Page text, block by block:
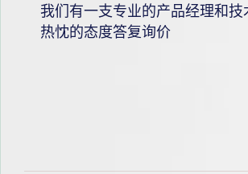
我们有一支专业的产品经理和
热忱的态度答复询价